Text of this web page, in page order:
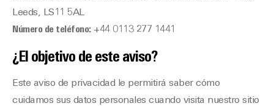
Leeds, LS11 5AL
Número de teléfono:+44 0113 277 1441
¿El objetivo de este aviso?
Este aviso de privacidad le permitirá saber cómo
cuidamos sus datos personales cuando visita nuestro sitio